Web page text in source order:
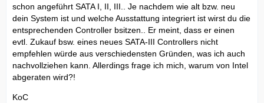
schon angeführt SATA I, II, III.. Je nachdem wie alt bzw. neu
dein System ist und welche Ausstattung integriert ist wirst du die
entsprechenden Controller bsitzen.. Er meint, dass er einen
evtl. Zukauf bsw. eines neues SATA-III Controllers nicht
empfehlen würde aus verschiedensten Gründen, was ich auch
nachvollziehen kann. Allerdings frage ich mich, warum von Intel
abgeraten wird?!
KoC